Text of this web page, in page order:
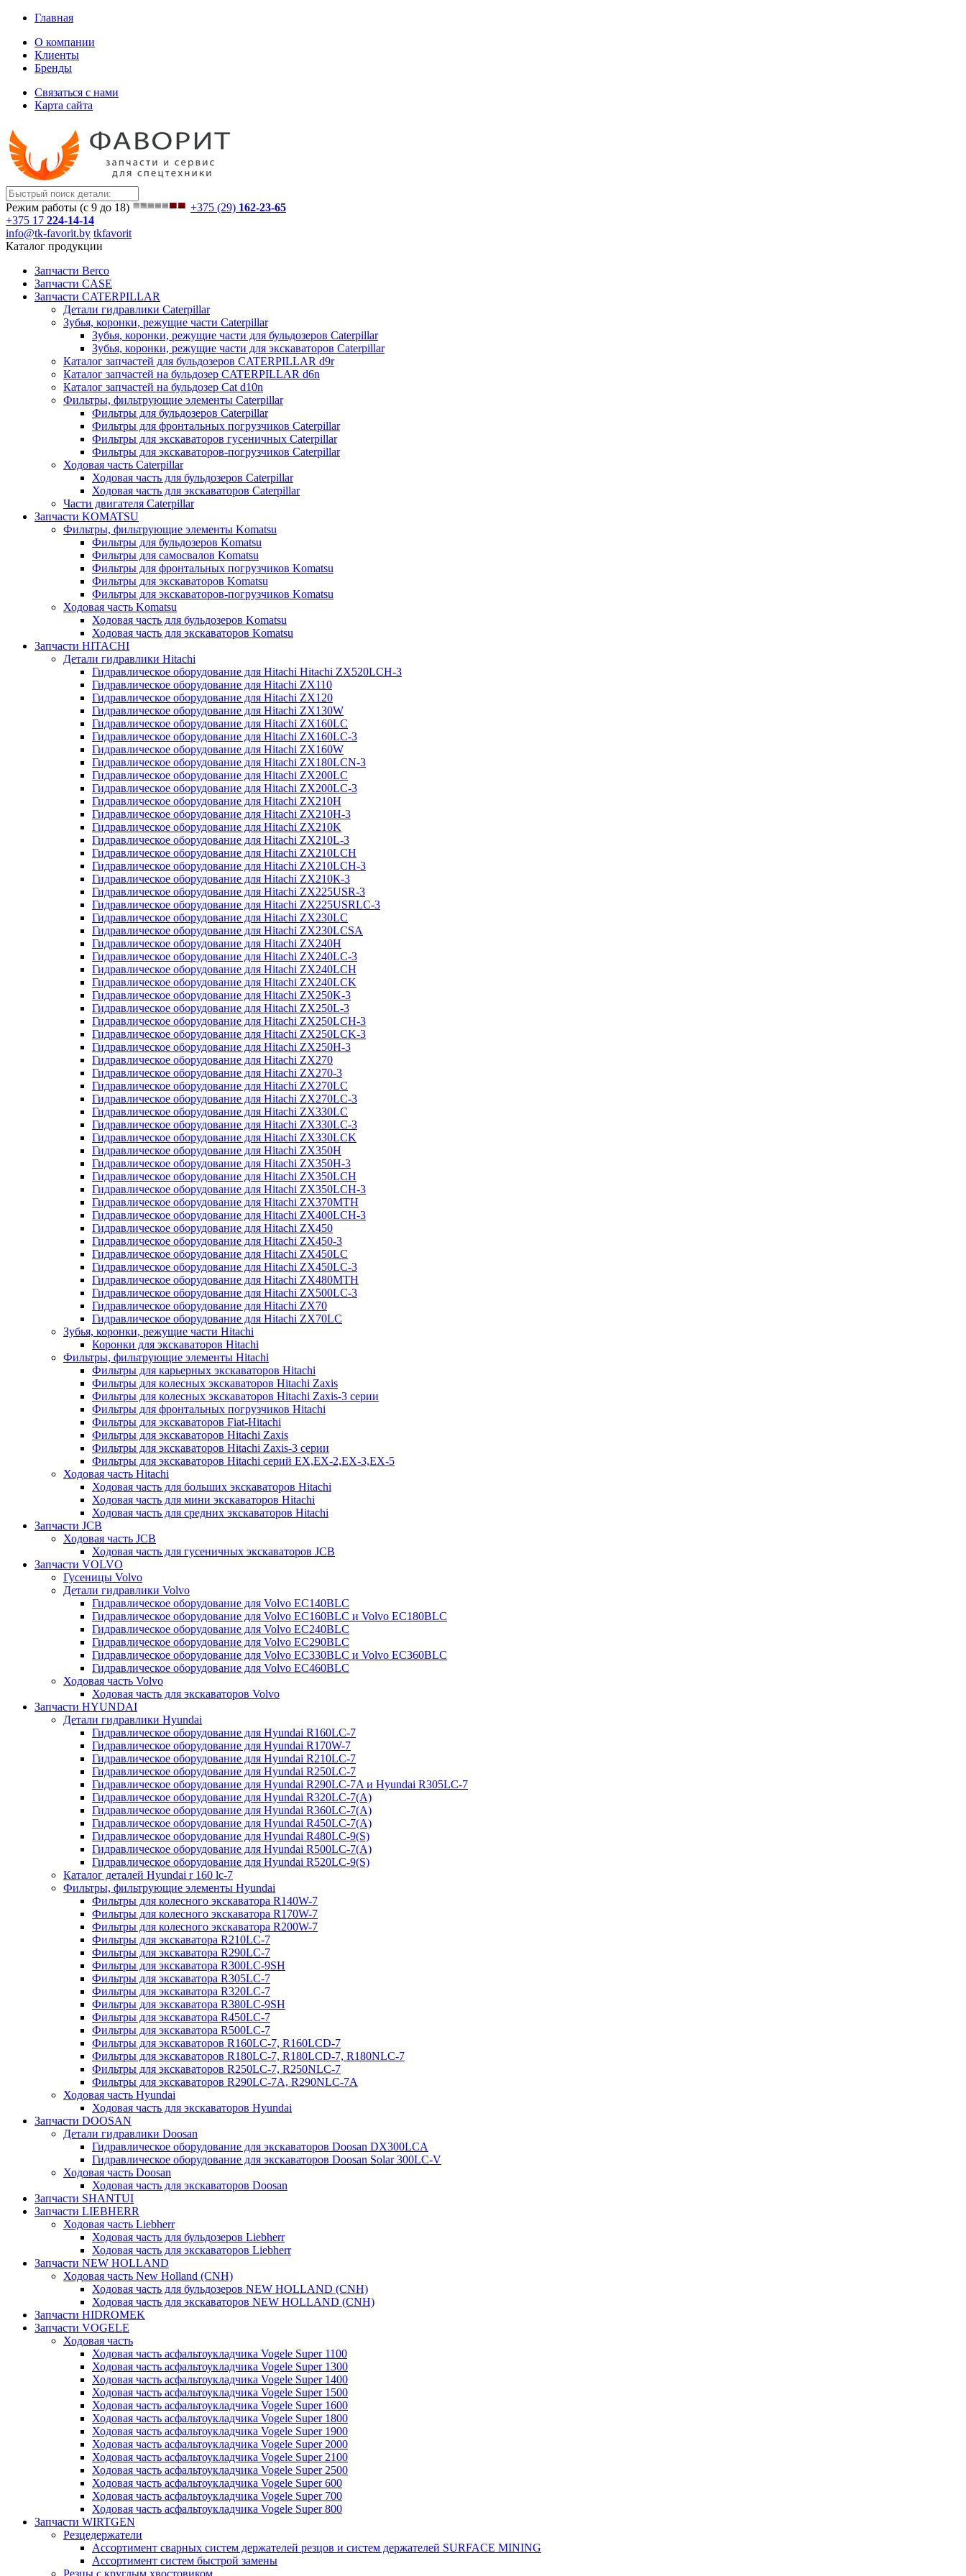
Главная
О компании
Клиенты
Бренды
Связаться с нами
Карта сайта
Режим работы (с 9 до 18) +375 (29) 162-23-65
+375 17 224-14-14
info@tk-favorit.by tkfavorit
Каталог продукции
Запчасти Berco
Запчасти CASE
Запчасти CATERPILLAR
Детали гидравлики Caterpillar
Зубья, коронки, режущие части Caterpillar
Зубья, коронки, режущие части для бульдозеров Caterpillar
Зубья, коронки, режущие части для экскаваторов Caterpillar
Каталог запчастей для бульдозеров CATERPILLAR d9r
Каталог запчастей на бульдозер CATERPILLAR d6n
Каталог запчастей на бульдозер Сat d10n
Фильтры, фильтрующие элементы Caterpillar
Фильтры для бульдозеров Caterpillar
Фильтры для фронтальных погрузчиков Caterpillar
Фильтры для экскаваторов гусеничных Caterpillar
Фильтры для экскаваторов-погрузчиков Caterpillar
Ходовая часть Caterpillar
Ходовая часть для бульдозеров Caterpillar
Ходовая часть для экскаваторов Caterpillar
Части двигателя Caterpillar
Запчасти KOMATSU
Фильтры, фильтрующие элементы Komatsu
Фильтры для бульдозеров Komatsu
Фильтры для самосвалов Komatsu
Фильтры для фронтальных погрузчиков Komatsu
Фильтры для экскаваторов Komatsu
Фильтры для экскаваторов-погрузчиков Komatsu
Ходовая часть Komatsu
Ходовая часть для бульдозеров Komatsu
Ходовая часть для экскаваторов Komatsu
Запчасти HITACHI
Детали гидравлики Hitachi
Гидравлическое оборудование для Hitachi Hitachi ZX520LCH-3
Гидравлическое оборудование для Hitachi ZX110
Гидравлическое оборудование для Hitachi ZX120
Гидравлическое оборудование для Hitachi ZX130W
Гидравлическое оборудование для Hitachi ZX160LC
Гидравлическое оборудование для Hitachi ZX160LC-3
Гидравлическое оборудование для Hitachi ZX160W
Гидравлическое оборудование для Hitachi ZX180LCN-3
Гидравлическое оборудование для Hitachi ZX200LC
Гидравлическое оборудование для Hitachi ZX200LC-3
Гидравлическое оборудование для Hitachi ZX210H
Гидравлическое оборудование для Hitachi ZX210H-3
Гидравлическое оборудование для Hitachi ZX210K
Гидравлическое оборудование для Hitachi ZX210L-3
Гидравлическое оборудование для Hitachi ZX210LCH
Гидравлическое оборудование для Hitachi ZX210LCH-3
Гидравлическое оборудование для Hitachi ZX210К-3
Гидравлическое оборудование для Hitachi ZX225USR-3
Гидравлическое оборудование для Hitachi ZX225USRLC-3
Гидравлическое оборудование для Hitachi ZX230LC
Гидравлическое оборудование для Hitachi ZX230LCSA
Гидравлическое оборудование для Hitachi ZX240H
Гидравлическое оборудование для Hitachi ZX240LC-3
Гидравлическое оборудование для Hitachi ZX240LCH
Гидравлическое оборудование для Hitachi ZX240LCK
Гидравлическое оборудование для Hitachi ZX250K-3
Гидравлическое оборудование для Hitachi ZX250L-3
Гидравлическое оборудование для Hitachi ZX250LCH-3
Гидравлическое оборудование для Hitachi ZX250LCK-3
Гидравлическое оборудование для Hitachi ZX250Н-3
Гидравлическое оборудование для Hitachi ZX270
Гидравлическое оборудование для Hitachi ZX270-3
Гидравлическое оборудование для Hitachi ZX270LC
Гидравлическое оборудование для Hitachi ZX270LC-3
Гидравлическое оборудование для Hitachi ZX330LC
Гидравлическое оборудование для Hitachi ZX330LC-3
Гидравлическое оборудование для Hitachi ZX330LCK
Гидравлическое оборудование для Hitachi ZX350H
Гидравлическое оборудование для Hitachi ZX350H-3
Гидравлическое оборудование для Hitachi ZX350LCH
Гидравлическое оборудование для Hitachi ZX350LCH-3
Гидравлическое оборудование для Hitachi ZX370MTH
Гидравлическое оборудование для Hitachi ZX400LCH-3
Гидравлическое оборудование для Hitachi ZX450
Гидравлическое оборудование для Hitachi ZX450-3
Гидравлическое оборудование для Hitachi ZX450LC
Гидравлическое оборудование для Hitachi ZX450LC-3
Гидравлическое оборудование для Hitachi ZX480MTH
Гидравлическое оборудование для Hitachi ZX500LC-3
Гидравлическое оборудование для Hitachi ZX70
Гидравлическое оборудование для Hitachi ZX70LC
Зубья, коронки, режущие части Hitachi
Коронки для экскаваторов Hitachi
Фильтры, фильтрующие элементы Hitachi
Фильтры для карьерных экскаваторов Hitachi
Фильтры для колесных экскаваторов Hitachi Zaxis
Фильтры для колесных экскаваторов Hitachi Zaxis-3 серии
Фильтры для фронтальных погрузчиков Hitachi
Фильтры для экскаваторов Fiat-Hitachi
Фильтры для экскаваторов Hitachi Zaxis
Фильтры для экскаваторов Hitachi Zaxis-3 серии
Фильтры для экскаваторов Hitachi серий EX,EX-2,EX-3,EX-5
Ходовая часть Hitachi
Ходовая часть для больших экскаваторов Hitachi
Ходовая часть для мини экскаваторов Hitachi
Ходовая часть для средних экскаваторов Hitachi
Запчасти JCB
Ходовая часть JCB
Ходовая часть для гусеничных экскаваторов JCB
Запчасти VOLVO
Гусеницы Volvo
Детали гидравлики Volvo
Гидравлическое оборудование для Volvo EC140BLC
Гидравлическое оборудование для Volvo EC160BLC и Volvo EC180BLC
Гидравлическое оборудование для Volvo EC240BLC
Гидравлическое оборудование для Volvo EC290BLC
Гидравлическое оборудование для Volvo EC330BLC и Volvo EC360BLC
Гидравлическое оборудование для Volvo EC460BLC
Ходовая часть Volvo
Ходовая часть для экскаваторов Volvo
Запчасти HYUNDAI
Детали гидравлики Hyundai
Гидравлическое оборудование для Hyundai R160LC-7
Гидравлическое оборудование для Hyundai R170W-7
Гидравлическое оборудование для Hyundai R210LC-7
Гидравлическое оборудование для Hyundai R250LC-7
Гидравлическое оборудование для Hyundai R290LC-7A и Hyundai R305LC-7
Гидравлическое оборудование для Hyundai R320LC-7(A)
Гидравлическое оборудование для Hyundai R360LC-7(A)
Гидравлическое оборудование для Hyundai R450LC-7(A)
Гидравлическое оборудование для Hyundai R480LC-9(S)
Гидравлическое оборудование для Hyundai R500LC-7(A)
Гидравлическое оборудование для Hyundai R520LC-9(S)
Каталог деталей Hyundai r 160 lc-7
Фильтры, фильтрующие элементы Hyundai
Фильтры для колесного экскаватора R140W-7
Фильтры для колесного экскаватора R170W-7
Фильтры для колесного экскаватора R200W-7
Фильтры для экскаватора R210LC-7
Фильтры для экскаватора R290LC-7
Фильтры для экскаватора R300LC-9SH
Фильтры для экскаватора R305LC-7
Фильтры для экскаватора R320LC-7
Фильтры для экскаватора R380LC-9SH
Фильтры для экскаватора R450LC-7
Фильтры для экскаватора R500LC-7
Фильтры для экскаваторов R160LC-7, R160LCD-7
Фильтры для экскаваторов R180LC-7, R180LCD-7, R180NLC-7
Фильтры для экскаваторов R250LC-7, R250NLC-7
Фильтры для экскаваторов R290LC-7A, R290NLC-7A
Ходовая часть Hyundai
Ходовая часть для экскаваторов Hyundai
Запчасти DOOSAN
Детали гидравлики Doosan
Гидравлическое оборудование для экскаваторов Doosan DX300LCA
Гидравлическое оборудование для экскаваторов Doosan Solar 300LC-V
Ходовая часть Doosan
Ходовая часть для экскаваторов Doosan
Запчасти SHANTUI
Запчасти LIEBHERR
Ходовая часть Liebherr
Ходовая часть для бульдозеров Liebherr
Ходовая часть для экскаваторов Liebherr
Запчасти NEW HOLLAND
Ходовая часть New Holland (CNH)
Ходовая часть для бульдозеров NEW HOLLAND (CNH)
Ходовая часть для экскаваторов NEW HOLLAND (CNH)
Запчасти HIDROMEK
Запчасти VOGELE
Ходовая часть
Ходовая часть асфальтоукладчика Vogele Super 1100
Ходовая часть асфальтоукладчика Vogele Super 1300
Ходовая часть асфальтоукладчика Vogele Super 1400
Ходовая часть асфальтоукладчика Vogele Super 1500
Ходовая часть асфальтоукладчика Vogele Super 1600
Ходовая часть асфальтоукладчика Vogele Super 1800
Ходовая часть асфальтоукладчика Vogele Super 1900
Ходовая часть асфальтоукладчика Vogele Super 2000
Ходовая часть асфальтоукладчика Vogele Super 2100
Ходовая часть асфальтоукладчика Vogele Super 2500
Ходовая часть асфальтоукладчика Vogele Super 600
Ходовая часть асфальтоукладчика Vogele Super 700
Ходовая часть асфальтоукладчика Vogele Super 800
Запчасти WIRTGEN
Резцедержатели
Ассортимент сварных систем держателей резцов и систем держателей SURFACE MINING
Ассортимент систем быстрой замены
Резцы с круглым хвостовиком